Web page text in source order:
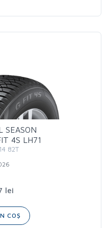
SEASON
4S LH71
82T
lei
COȘ